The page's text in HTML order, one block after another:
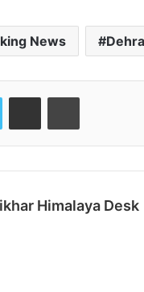
News
Twitter Share via Email Print
Himalaya Desk